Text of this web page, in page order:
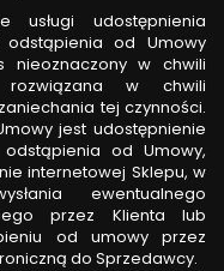
usługi udostępnienia
od Umowy
nieoznaczony w chwili
w chwili
tej czynności.
jest udostępnienie
od Umowy,
internetowej Sklepu, w
ewentualnego
przez Klienta lub
od umowy przez
do Sprzedawcy.